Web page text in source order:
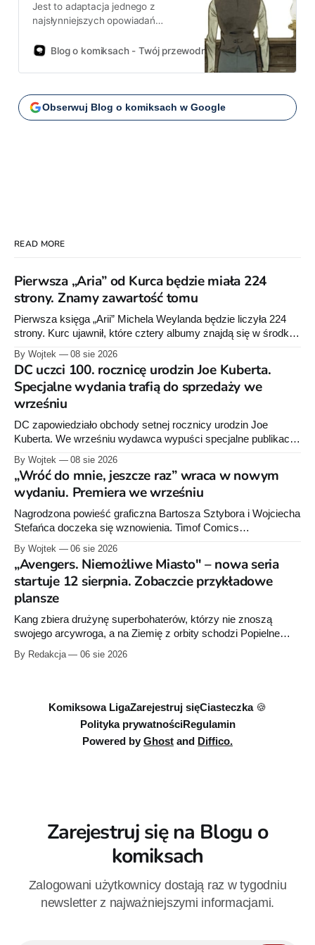
Jest to adaptacja jednego z
najsłynniejszych opowiadań
monumentalnego „Moby Dicka”.
komiksu zajął się ceniony
Munuery.
Blog o komiksach - Twój przewodnik po świecie komiksów!
Obserwuj Blog o komiksach w Google
READ MORE
Pierwsza „Aria” od Kurca będzie miała 224
strony. Znamy zawartość tomu
Pierwsza księga „Arii” Michela Weylanda będzie liczyła 224
strony. Kurc ujawnił, które cztery albumy znajdą się w środku i
By Wojtek 08 sie 2026
DC uczci 100. rocznicę urodzin Joe Kuberta.
Specjalne wydania trafią do sprzedaży we
wrześniu
DC zapowiedziało obchody setnej rocznicy urodzin Joe
Kuberta. We wrześniu wydawca wypuści specjalne publikacje
sprzedaży niemal dokładnie w dniu jego urodzin.
By Wojtek 08 sie 2026
„Wróć do mnie, jeszcze raz” wraca w nowym
wydaniu. Premiera we wrześniu
Nagrodzona powieść graficzna Bartosza Sztybora i Wojciecha
Stefańca doczeka się wznowienia. Timof Comics
raz”, którego pierwsze wydanie ukazało się w 2015 roku.
By Wojtek 06 sie 2026
„Avengers. Niemożliwe Miasto" – nowa seria
startuje 12 sierpnia. Zobaczcie przykładowe
plansze
Kang zbiera drużynę superbohaterów, którzy nie znoszą
swojego arcywroga, a na Ziemię z orbity schodzi Popielne
serii Avengers autorstwa Jeda MacKaya trafia do sklepów 12
By Redakcja 06 sie 2026
Komiksowa LigaZarejestruj sięCiasteczka 🍪
Polityka prywatnościRegulamin
Powered by Ghost and Diffico.
Zarejestruj się na Blogu o
komiksach
Zalogowani użytkownicy dostają raz w tygodniu
newsletter z najważniejszymi informacjami.